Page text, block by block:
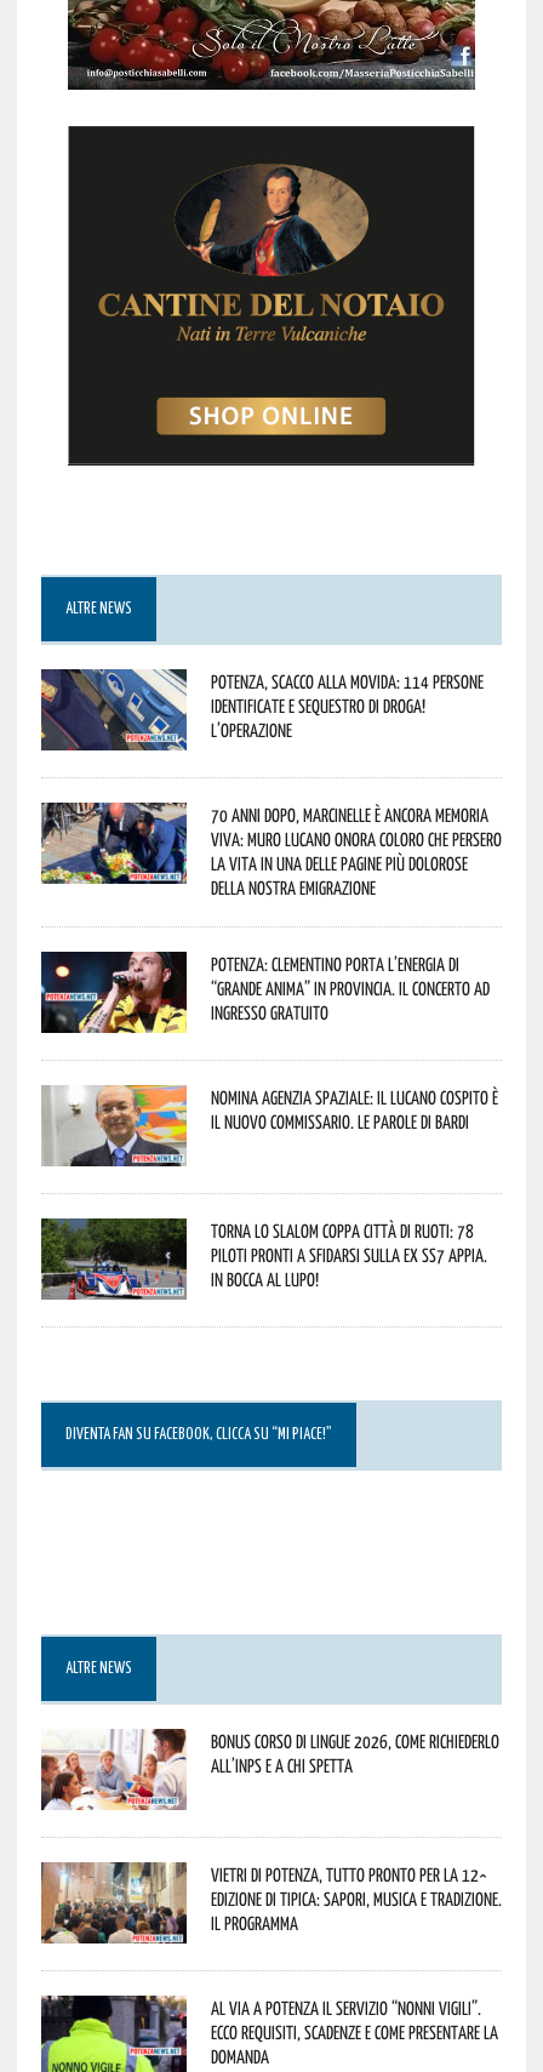
ALTRE NEWS
Potenza, scacco alla movida: 114 persone
identificate e sequestro di droga!
L’operazione
70 anni dopo, Marcinelle è ancora memoria
viva: Muro Lucano onora coloro che persero
la vita in una delle pagine più dolorose
della nostra emigrazione
Potenza: Clementino porta l’energia di
“Grande Anima” in provincia. Il concerto ad
ingresso gratuito
Nomina Agenzia Spaziale: il lucano Cospito è
il nuovo commissario. Le parole di Bardi
Torna lo Slalom Coppa Città di Ruoti: 78
piloti pronti a sfidarsi sulla ex SS7 Appia.
In bocca al lupo!
DIVENTA FAN SU FACEBOOK, CLICCA SU “MI PIACE!”
ALTRE NEWS
Bonus corso di lingue 2026, come richiederlo
all’INPS e a chi spetta
Vietri di Potenza, tutto pronto per la 12^
Edizione di Tipica: sapori, musica e tradizione.
Il programma
Al via a Potenza il servizio “Nonni Vigili”.
Ecco requisiti, scadenze e come presentare la
domanda